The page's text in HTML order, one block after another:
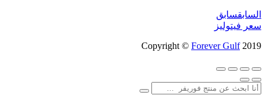
السابقسابق
سعر فيتوليز
Copyright © Forever Gulf2019